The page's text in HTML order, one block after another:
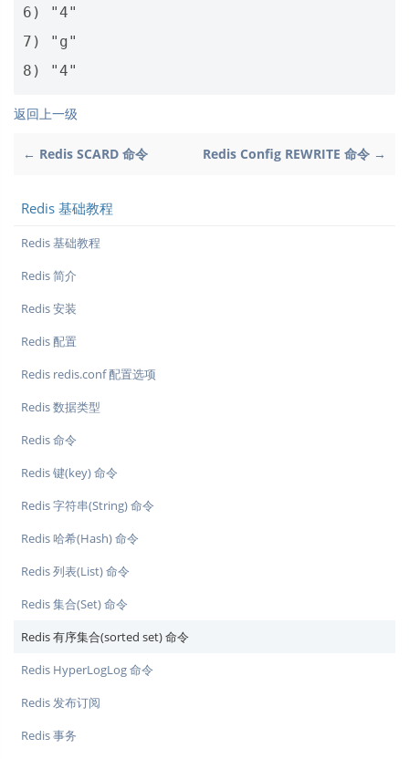
6) "4"
7) "g"
返回上一级
← Redis SCARD 命令 Redis Config REWRITE 命令 →
Redis 基础教程
Redis 基础教程
Redis 简介
Redis 安装
Redis 配置
Redis redis.conf 配置选项
Redis 数据类型
Redis 命令
Redis 键(key) 命令
Redis 字符串(String) 命令
Redis 哈希(Hash) 命令
Redis 列表(List) 命令
Redis 集合(Set) 命令
Redis 有序集合(sorted set) 命令
Redis HyperLogLog 命令
Redis 发布订阅
Redis 事务